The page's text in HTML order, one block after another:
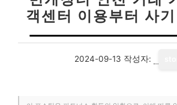
객센터 이용부터 사기
2024-09-13 작성자: